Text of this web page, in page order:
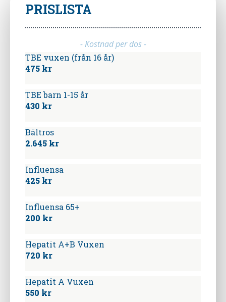
PRISLISTA
- Kostnad per dos -
TBE vuxen (från 16 år)
475 kr
TBE barn 1-15 år
430 kr
Bältros
2.645 kr
Influensa
425 kr
Influensa 65+
200 kr
Hepatit A+B Vuxen
720 kr
Hepatit A Vuxen
550 kr